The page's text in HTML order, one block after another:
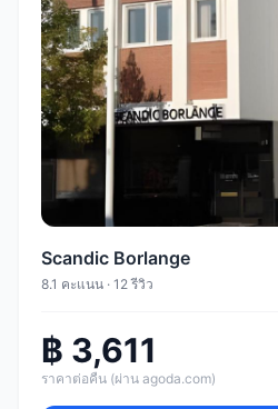
Scandic Borlange
8.1 คะแนน · 12 รีวิว
฿ 3,611
ราคาต่อคืน (ผ่าน agoda.com)